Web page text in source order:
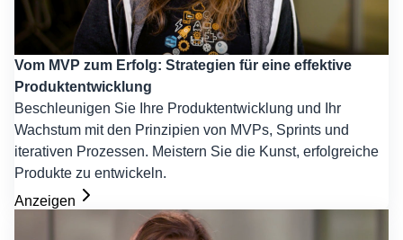
Vom MVP zum Erfolg: Strategien für eine effektive
Produktentwicklung
Beschleunigen Sie Ihre Produktentwicklung und Ihr
Wachstum mit den Prinzipien von MVPs, Sprints und
iterativen Prozessen. Meistern Sie die Kunst, erfolgreiche
Produkte zu entwickeln.
Anzeigen